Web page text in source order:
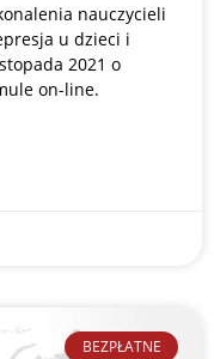
nauczycieli
u dzieci i
2021 o
on-line.
BEZPŁATNE